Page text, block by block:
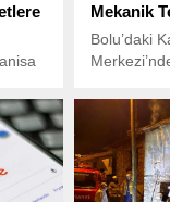
kızı
Mekanik
Bolu’daki
kaybettiği,
ardından
iddia ortaya